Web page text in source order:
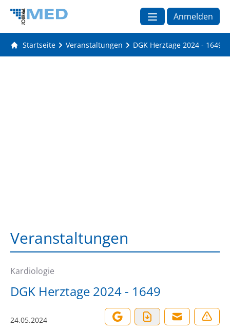
Anmelden
Startseite Veranstaltungen DGK Herztage 2024 - 1649
Veranstaltungen
Kardiologie
DGK Herztage 2024 - 1649
24.05.2024